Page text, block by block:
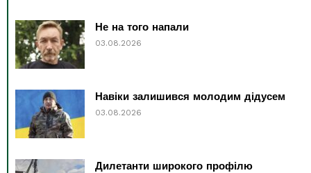
Не на того напали
03.08.2026
Навіки залишився молодим дідусем
03.08.2026
Дилетанти широкого профілю